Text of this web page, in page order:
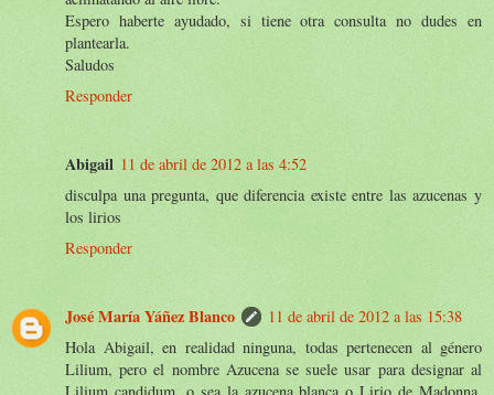
Espero haberte ayudado, si tiene otra consulta no dudes en
plantearla.
Saludos
Responder
Abigail 11 de abril de 2012 a las 4:52
disculpa una pregunta, que diferencia existe entre las azucenas y
los lirios
Responder
José María Yáñez Blanco
11 de abril de 2012 a las 15:38
Hola Abigail, en realidad ninguna, todas pertenecen al género
Lilium, pero el nombre Azucena se suele usar para designar al
Lilium candidum, o sea la azucena blanca o Lirio de Madonna.